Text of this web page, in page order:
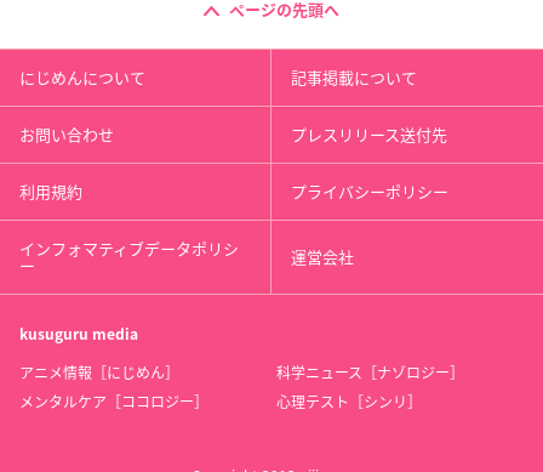
ページの先頭へ
にじめんについて 記事掲載について
お問い合わせ プレスリリース送付先
利用規約 プライバシーポリシー
インフォマティブデータポリシ
ー 運営会社
kusuguru media
アニメ情報［にじめん］
科学ニュース［ナゾロジー］
メンタルケア［ココロジー］
心理テスト［シンリ］